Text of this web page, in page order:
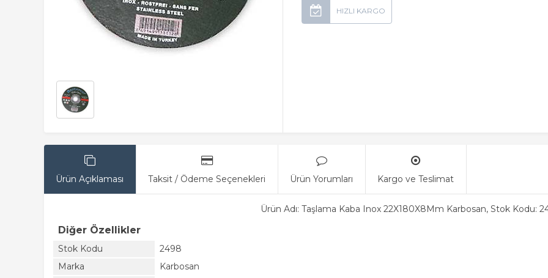
Ürün Açıklaması Taksit / Ödeme Seçenekleri Ürün Yorumları Kargo ve Teslimat
Ürün Adı: Taşlama Kaba Inox 22X180X8Mm Karbosan, Stok Kodu:
Diğer Özellikler
Stok Kodu
2498
Marka
Karbosan